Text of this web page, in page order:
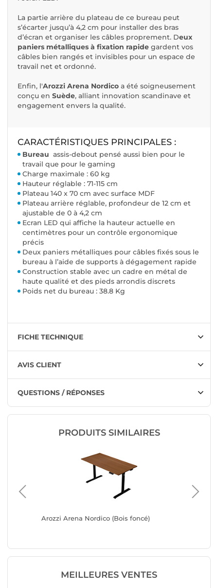
La partie arrière du plateau de ce bureau peut
s’écarter jusqu’à 4,2 cm pour installer des bras
d’écran et organiser les câbles proprement. Deux
paniers métalliques à fixation rapide gardent vos
câbles bien rangés et invisibles pour un espace de
travail net et ordonné.
Enfin, l'Arozzi Arena Nordico a été soigneusement
conçu en Suède, alliant innovation scandinave et
engagement envers la qualité.
CARACTÉRISTIQUES PRINCIPALES :
Bureau assis-debout pensé aussi bien pour le
travail que pour le gaming
Charge maximale : 60 kg
Hauteur réglable : 71-115 cm
Plateau 140 x 70 cm avec surface MDF
Plateau arrière réglable, profondeur de 12 cm et
ajustable de 0 à 4,2 cm
Ecran LED qui affiche la hauteur actuelle en
centimètres pour un contrôle ergonomique
précis
Deux paniers métalliques pour câbles fixés sous le
bureau à l’aide de supports à dégagement rapide
Construction stable avec un cadre en métal de
haute qualité et des pieds arrondis discrets
Poids net du bureau : 38.8 Kg
FICHE TECHNIQUE
AVIS CLIENT
QUESTIONS / RÉPONSES
PRODUITS SIMILAIRES
Arozzi Arena Nordico (Bois foncé)
MEILLEURES VENTES